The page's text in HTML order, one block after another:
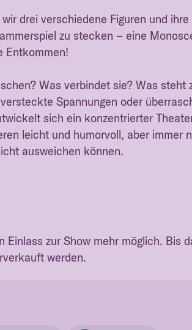
drei verschiedene Figuren und
zu stecken – eine
Entkommen!
Was verbindet sie? Was steht
Spannungen oder
sich ein konzentrierter
leicht und humorvoll, aber immer
ausweichen können.
Einlass zur Show mehr möglich. Bis
werden.